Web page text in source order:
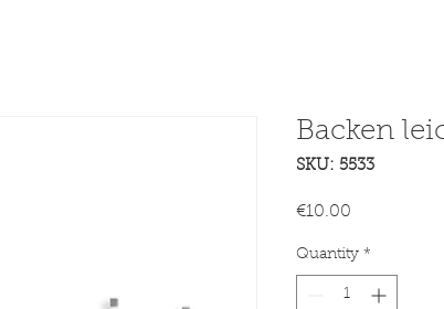
Backen
SKU: 5533
€10.00Price
Quantity *